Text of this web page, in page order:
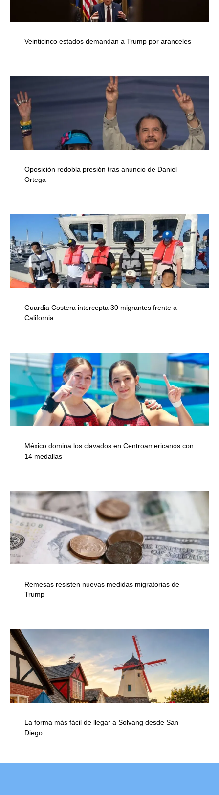
Veinticinco estados demandan a Trump por aranceles
Oposición redobla presión tras anuncio de Daniel
Ortega
Guardia Costera intercepta 30 migrantes frente a
California
México domina los clavados en Centroamericanos con
14 medallas
Remesas resisten nuevas medidas migratorias de
Trump
La forma más fácil de llegar a Solvang desde San
Diego